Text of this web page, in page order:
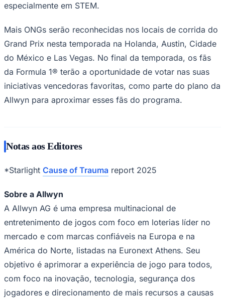
Flamengo
especialmente em STEM.
Mais ONGs serão reconhecidas nos locais de corrida do
Grand Prix nesta temporada na Holanda, Austin, Cidade
do México e Las Vegas. No final da temporada, os fãs
da Formula 1® terão a oportunidade de votar nas suas
iniciativas vencedoras favoritas, como parte do plano da
Allwyn para aproximar esses fãs do programa.
Notas aos Editores
*Starlight Cause of Trauma report 2025
Sobre a Allwyn
A Allwyn AG é uma empresa multinacional de
entretenimento de jogos com foco em loterias líder no
mercado e com marcas confiáveis na Europa e na
América do Norte, listadas na Euronext Athens. Seu
objetivo é aprimorar a experiência de jogo para todos,
com foco na inovação, tecnologia, segurança dos
jogadores e direcionamento de mais recursos a causas